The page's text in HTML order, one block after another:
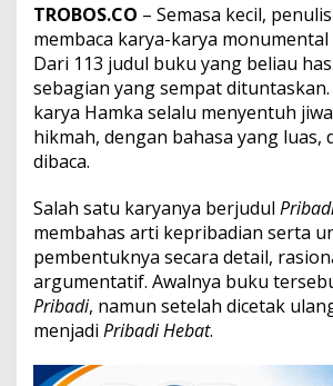
a
r
D
k
o
r
o
f
e
s
o
r
TROBOS.CO – Semasa kecil,
membaca karya-karya monumental
Dari 113 judul buku yang beliau
sebagian yang sempat
karya Hamka selalu menyentuh
hikmah, dengan bahasa yang luas,
dibaca.
Salah satu karyanya berjudul
membahas arti kepribadian serta
pembentuknya secara detail,
argumentatif. Awalnya buku
Pribadi, namun setelah dicetak
menjadi Pribadi Hebat.